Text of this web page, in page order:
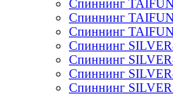
Спиннинг
Спиннинг
Спиннинг
Спиннинг
Спиннинг
Спиннинг
Спиннинг